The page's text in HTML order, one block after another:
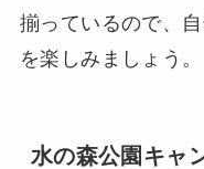
揃っているので、
を楽しみましょう。
水の森公園キャ